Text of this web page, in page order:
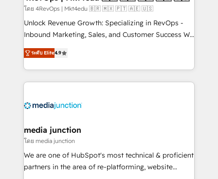
โดย 4RevOps | Mkt4edu 🇧🇷 🇲🇽 🇵🇹 🇦🇪 🇺🇸
Unlock Revenue Growth: Specializing in RevOps -
Inbound Marketing, Sales, and Customer Success We
specialize in driving revenue growth for companies
across industries through tailored marketing, sales,
and customer success strategies, utilizing RevOps
methodologies. As Latin America's largest HubSpot
offer unparalleled insights. Operating in five
Mexico, USA, and Portugal—we've executed over a
hundred successful operations. Our approach,
rooted in RevOps principles, integrates analysis,
training, planning, and qualification. Leveraging
ระดับ Elite4.9
media junction
โดย media junction
We are one of HubSpot's most technical & proficient
partners in the area of re-platforming, website